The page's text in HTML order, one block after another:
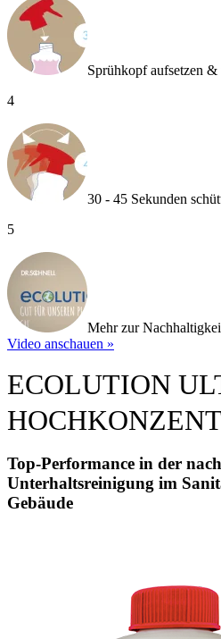
Sprühkopf aufsetzen &
4
30 - 45 Sekunden
5
Mehr zur
Video anschauen »
ECOLUTION
Top-Performance in der
Unterhaltsreinigung im
Gebäude